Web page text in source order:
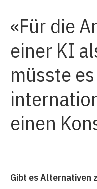
Für die
einer KI
müsste
einen
Gibt es Alternativen